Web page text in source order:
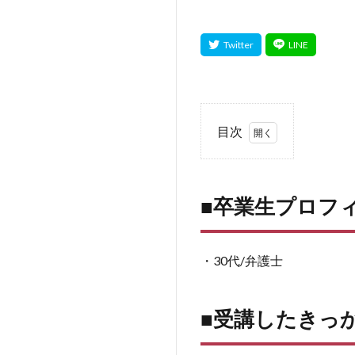
目次
生
フ
2
■卒業生プロフ
・30代/弁護士
■受講したきっ